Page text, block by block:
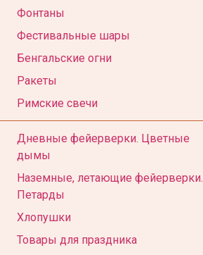
Фонтаны
Фестивальные шары
Бенгальские огни
Ракеты
Римские свечи
Дневные фейерверки. Цветные
дымы
Наземные, летающие фейерверки.
Петарды
Хлопушки
Товары для праздника